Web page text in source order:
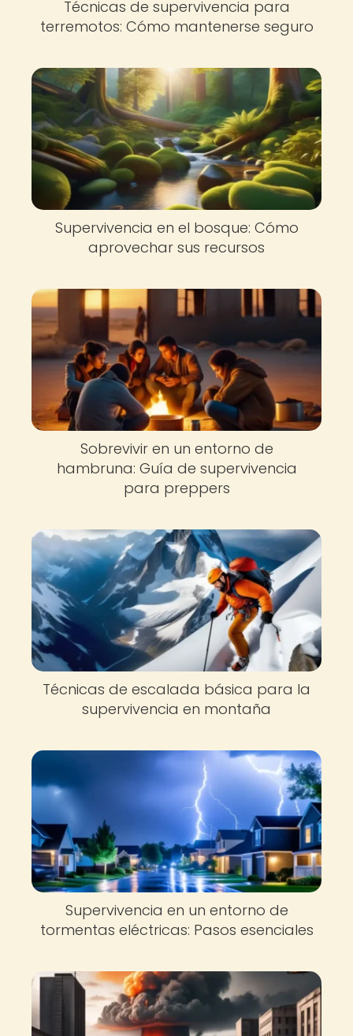
Técnicas de supervivencia para
terremotos: Cómo mantenerse seguro
Supervivencia en el bosque: Cómo
aprovechar sus recursos
Sobrevivir en un entorno de
hambruna: Guía de supervivencia
para preppers
Técnicas de escalada básica para la
supervivencia en montaña
Supervivencia en un entorno de
tormentas eléctricas: Pasos esenciales